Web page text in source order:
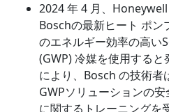
2024 年 4 月、
Boschの最新ヒート ポ
のエネルギー効率の高い
(GWP) 冷媒を使用する
により、Bosch の技術者
GWPソリューションの
に関するトレーニングを